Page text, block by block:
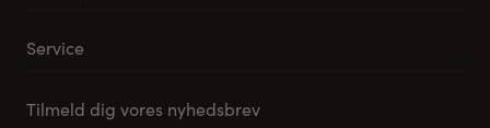
Tilbehør og reservedele
Vores stuemøbel koncept
Service
Leveringsmuligheder
Tilmeld dig vores nyhedsbrev